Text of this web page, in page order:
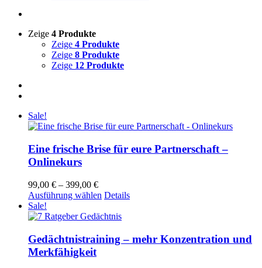
Zeige 4 Produkte
Zeige 4 Produkte
Zeige 8 Produkte
Zeige 12 Produkte
Sale!
Eine frische Brise für eure Partnerschaft –
Onlinekurs
99,00 € – 399,00 €Preisspanne:
99,00 €
399,00 €
Ausführung wählen Dieses
weist
Varianten
auf.
Details
Sale!
Gedächtnistraining – mehr Konzentration und
Merkfähigkeit